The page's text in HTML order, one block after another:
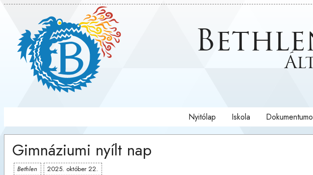
Nyitólap Iskola
Gimnáziumi nyílt nap
Bethlen 2025. október 22.